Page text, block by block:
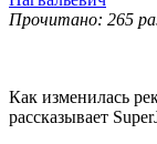
Прочитано: 265
Как изменилась
рассказывает